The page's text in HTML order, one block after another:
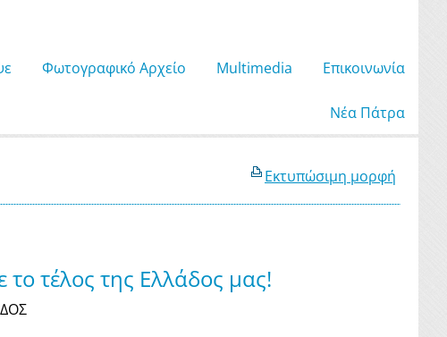
Φωτογραφικό Αρχείο Μultimedia Επικοινωνία
Νέα Πάτρα
Εκτυπώσιμη μορφή
τέλος της Ελλάδος μας!